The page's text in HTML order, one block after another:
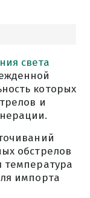
света
которых
и
обстрелов
температура
импорта